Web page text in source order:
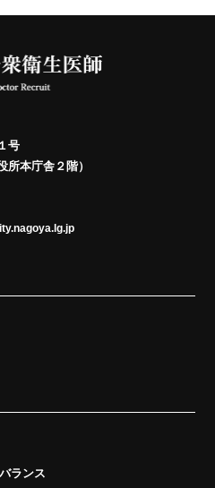
号
所本庁舎２階）
ランス